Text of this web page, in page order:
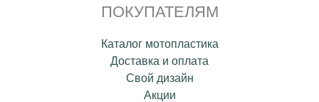
ПОКУПАТЕЛЯМ
Каталог мотопластика
Доставка и оплата
Свой дизайн
Акции